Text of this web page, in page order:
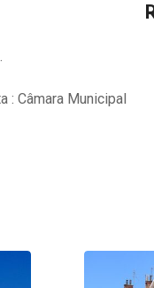
: Câmara Municipal